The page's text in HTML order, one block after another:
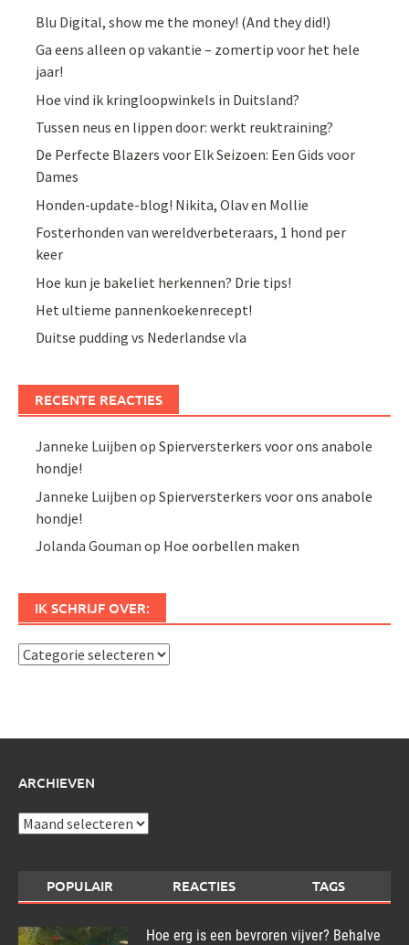
Blu Digital, show me the money! (And they did!)
Ga eens alleen op vakantie – zomertip voor het hele
jaar!
Hoe vind ik kringloopwinkels in Duitsland?
Tussen neus en lippen door: werkt reuktraining?
De Perfecte Blazers voor Elk Seizoen: Een Gids voor
Dames
Honden-update-blog! Nikita, Olav en Mollie
Fosterhonden van wereldverbeteraars, 1 hond per
keer
Hoe kun je bakeliet herkennen? Drie tips!
Het ultieme pannenkoekenrecept!
Duitse pudding vs Nederlandse vla
RECENTE REACTIES
Janneke Luijben opSpierversterkers voor ons anabole
hondje!
Janneke Luijben opSpierversterkers voor ons anabole
hondje!
Jolanda Gouman op Hoe oorbellen maken
IK SCHRIJF OVER:
Ik
ARCHIEVEN
Archieven
POPULAIR REACTIES TAGS
Hoe erg is een bevroren vijver? Behalve